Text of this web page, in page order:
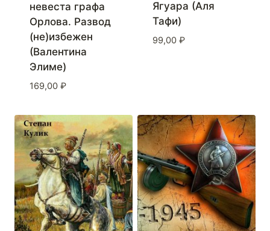
невеста графа
Орлова. Развод
(не)избежен
(Валентина
Элиме)
169,00 ₽
Ягуара (Аля
Тафи)
99,00 ₽